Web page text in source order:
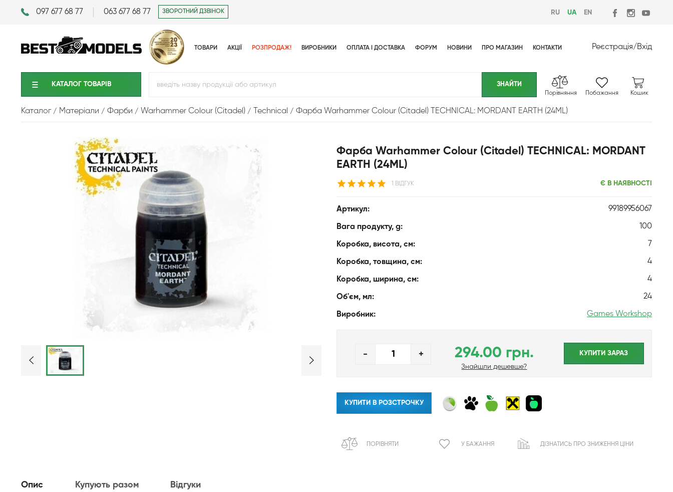
097 677 68 77 063 677 68 77 ЗВОРОТНИЙ ДЗВІНОК RU UA EN
ТОВАРИ АКЦІЇ РОЗПРОДАЖ! ВИРОБНИКИ ОПЛАТА І ДОСТАВКА ФОРУМ НОВИНИ ПРО МАГАЗИН КОНТАКТИ Реєстрація/Вхід
КАТАЛОГ ТОВАРIВ
Порівняння Побажання Кошик
Каталог Матеріали Фарби Warhammer Colour (Citadel) Technical Фарба Warhammer Colour (Citadel) TECHNICAL: MORDANT EARTH (24ML)
Фарба Warhammer Colour (Citadel) TECHNICAL: MORDANT
EARTH (24ML)
1 ВІДГУК Є В НАЯВНОСТІ
Артикул: 99189956067
Вага продукту, g: 100
Коробка, висота, см: 7
Коробка, товщина, см: 4
Коробка, ширина, см: 4
Об'єм, мл: 24
Виробник: Games Workshop
- + 294.00 грн.
Знайшли дешевше?
КУПИТИ ЗАРАЗ
КУПИТИ В РОЗСТРОЧКУ
ПОРІВНЯТИ У БАЖАННЯ ДІЗНАТИСЬ ПРО ЗНИЖЕННЯ ЦІНИ
Опис Купують разом Відгуки